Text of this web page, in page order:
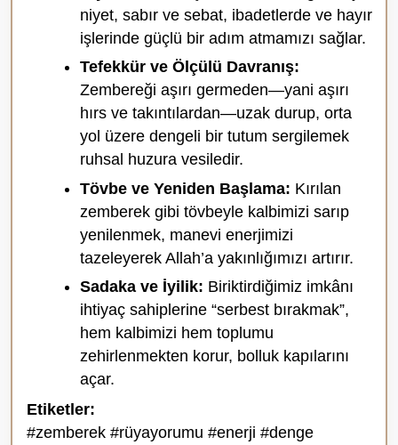
niyet, sabır ve sebat, ibadetlerde ve hayır
işlerinde güçlü bir adım atmamızı sağlar.
Tefekkür ve Ölçülü Davranış:
Zembereği aşırı germeden—yani aşırı
hırs ve takıntılardan—uzak durup, orta
yol üzere dengeli bir tutum sergilemek
ruhsal huzura vesiledir.
Tövbe ve Yeniden Başlama: Kırılan
zemberek gibi tövbeyle kalbimizi sarıp
yenilenmek, manevi enerjimizi
tazeleyerek Allah’a yakınlığımızı artırır.
Sadaka ve İyilik: Biriktirdiğimiz imkânı
ihtiyaç sahiplerine “serbest bırakmak”,
hem kalbimizi hem toplumu
zehirlenmekten korur, bolluk kapılarını
açar.
Etiketler:
#zemberek #rüyayorumu #enerji #denge